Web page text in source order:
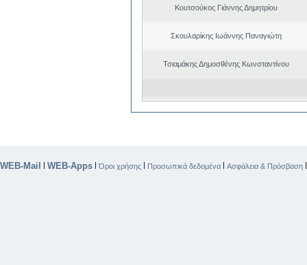
Κουτσούκος Γιάννης Δημητρίου
Σκουλαρίκης Ιωάννης Παναγιώτη
Τσιαμάκης Δημοσθένης Κωνσταντίνου
WEB-Mail | WEB-Apps |Όροι χρήσης | Προσωπικά δεδομένα | Ασφάλεια & Πρόσβαση